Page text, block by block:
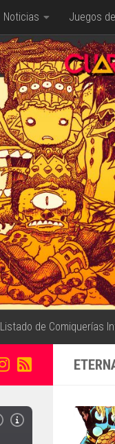
Noticias Juegos
Listado de Comiquerías